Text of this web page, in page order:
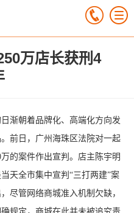
万店长获刑4
渐朝着品牌化、高端化方向发
前日，广州海珠区法院对一起
的案件作出宣判。店主陈宇明
天全市集中宣判“三打两建”案
尽管网络商城准入机制欠缺，